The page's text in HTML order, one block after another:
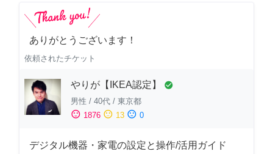
ありがとうございます！
依頼されたチケット
やりが【IKEA認定】 check_circle
男性 / 40代 / 東京都
sentiment_satisfied 1876 sentiment_neutral 13 sentiment_dissatisfied 0
デジタル機器・家電の設定と操作/活用ガイド